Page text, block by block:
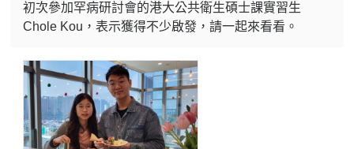
初次參加罕病研討會的港大公共衛生碩士課實習生
Chole Kou，表示獲得不少啟發，請一起來看看。